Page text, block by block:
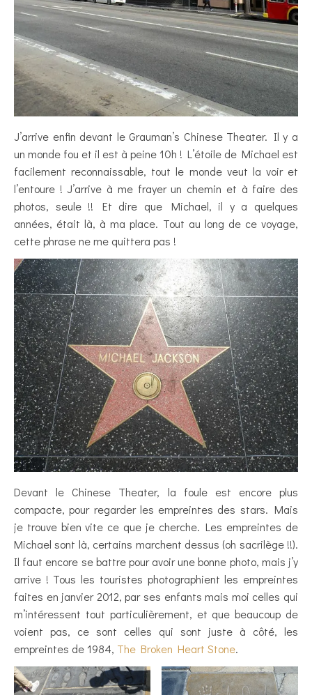
J’arrive enfin devant le Grauman’s Chinese Theater. Il y a
un monde fou et il est à peine 10h ! L’étoile de Michael est
facilement reconnaissable, tout le monde veut la voir et
l’entoure ! J’arrive à me frayer un chemin et à faire des
photos, seule !! Et dire que Michael, il y a quelques
années, était là, à ma place. Tout au long de ce voyage,
cette phrase ne me quittera pas !
Devant le Chinese Theater, la foule est encore plus
compacte, pour regarder les empreintes des stars. Mais
je trouve bien vite ce que je cherche. Les empreintes de
Michael sont là, certains marchent dessus (oh sacrilège !!).
Il faut encore se battre pour avoir une bonne photo, mais j’y
arrive ! Tous les touristes photographient les empreintes
faites en janvier 2012, par ses enfants mais moi celles qui
m’intéressent tout particulièrement, et que beaucoup de
voient pas, ce sont celles qui sont juste à côté, les
empreintes de 1984, The Broken Heart Stone.